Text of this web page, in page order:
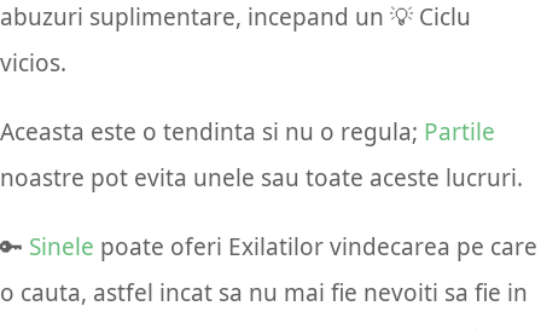
abuzuri suplimentare, incepand un 💡 Ciclu
vicios.
Aceasta este o tendinta si nu o regula; Partile
noastre pot evita unele sau toate aceste lucruri.
🔑 Sinele poate oferi Exilatilor vindecarea pe care
o cauta, astfel incat sa nu mai fie nevoiti sa fie in